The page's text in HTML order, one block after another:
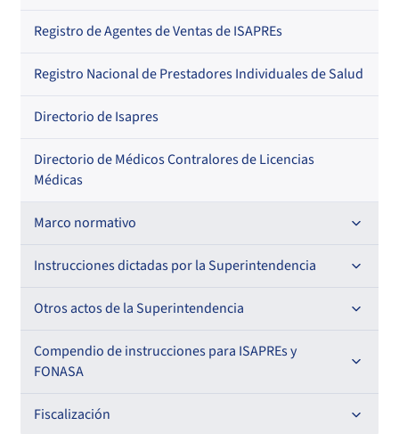
Por profesión
Regional
Por orden alfabético
Por profesión
Regional
Por orden alfabético
Por especialidad
Registro de Agentes de Ventas de ISAPREs
Registro Nacional de Prestadores Individuales de Salud
Directorio de Isapres
Directorio de Médicos Contralores de Licencias
Médicas
Marco normativo
Leyes
Decretos con Fuerza de Ley
Decretos
Instrucciones dictadas por la Superintendencia
Para ISAPREs y FONASA
Circulares
Para Prestadores Institucionales
Otros actos de la Superintendencia
Antecedentes preparatorios de normas que afecten a
EMT Ley N° 20.416
Comisión Evaluadora de Licitaciones Públicas
Compendio de instrucciones para ISAPREs y
FONASA
Compendio Beneficios
Fiscalización